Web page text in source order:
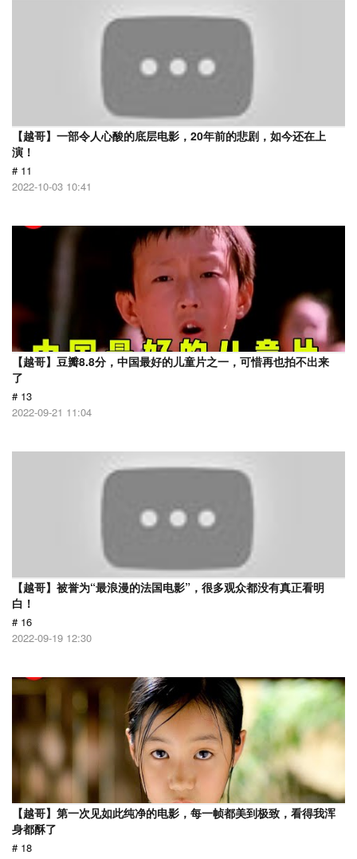
【越哥】一部令人心酸的底层电影，20年前的悲剧，如今还在上
演！
# 11
2022-10-03 10:41
【越哥】豆瓣8.8分，中国最好的儿童片之一，可惜再也拍不出来
了
# 13
2022-09-21 11:04
【越哥】被誉为“最浪漫的法国电影”，很多观众都没有真正看明
白！
# 16
2022-09-19 12:30
【越哥】第一次见如此纯净的电影，每一帧都美到极致，看得我浑
身都酥了
# 18